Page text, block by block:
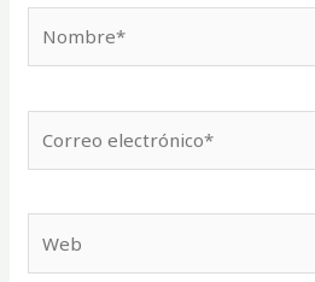
electrónico*